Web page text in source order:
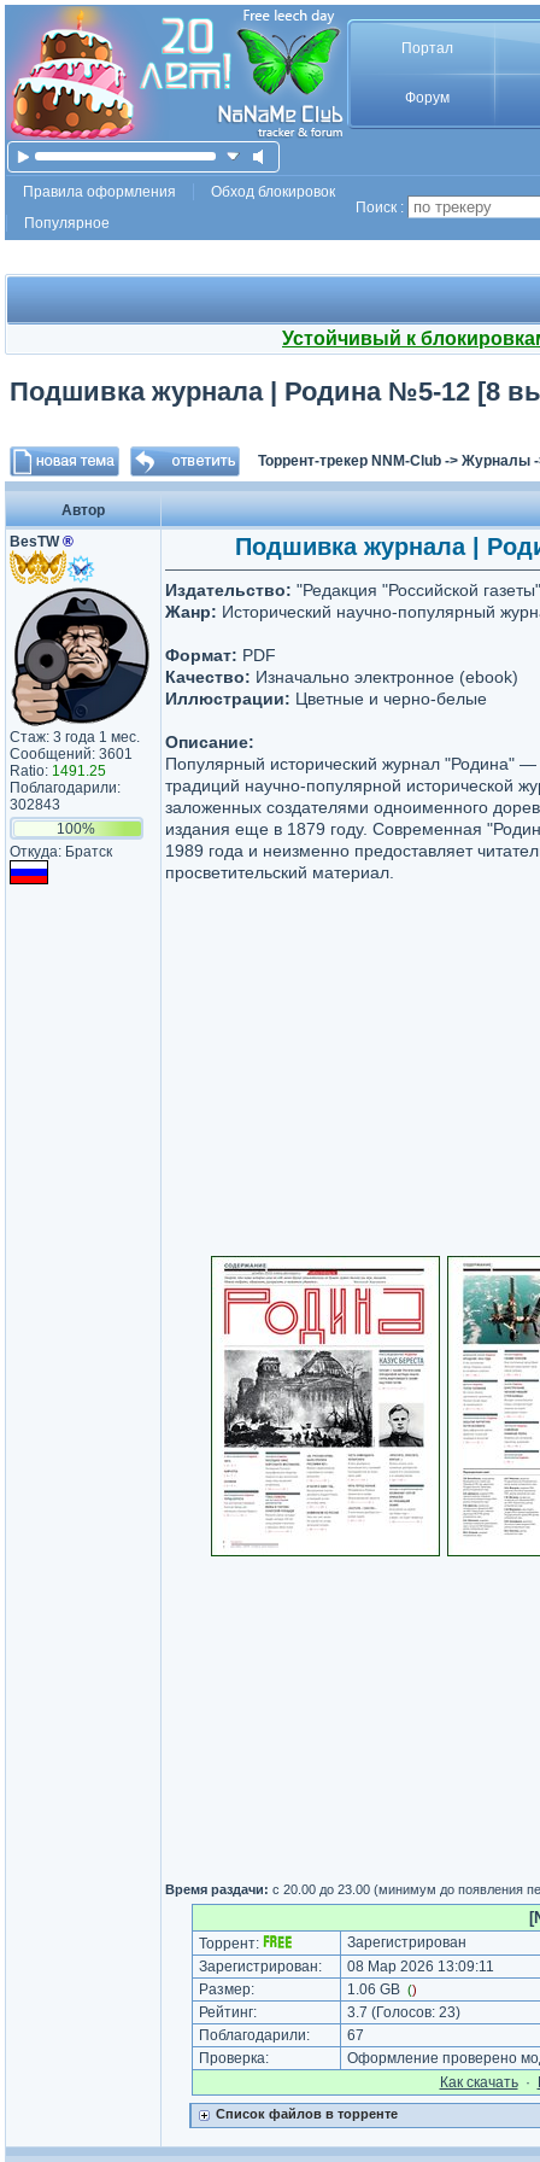
Портал
Форум
Правила оформления
Обход блокировок
Популярное
Поиск :
Устойчивый к
Подшивка журнала | Родина №5-12 [8
Торрент-трекер NNM-Club -> Журналы
Автор
BesTW®
Стаж: 3 года 1 мес.
Сообщений: 3601
Ratio: 1491.25
Поблагодарили:
302843
100%
Откуда: Братск
Подшивка журнала |
Издательство: "Редакция "Российской газеты"
Жанр: Исторический научно-популярный
Формат: PDF
Качество: Изначально электронное (ebook)
Иллюстрации: Цветные и черно-белые
Описание:
Популярный исторический журнал "Родина"
традиций научно-популярной исторической
заложенных создателями одноименного
издания еще в 1879 году. Современная
1989 года и неизменно предоставляет
просветительский материал.
Время раздачи: с 20.00 до 23.00 (минимум до появления
Торрент:
Зарегистрирован
Зарегистрирован:
08 Мар 2026 13:09:11
Размер:
1.06 GB ()
Рейтинг: 3.7 (Голосов: 23)
Поблагодарили:
67
Проверка:
Оформление проверено
Как cкачать·
Список файлов в торренте